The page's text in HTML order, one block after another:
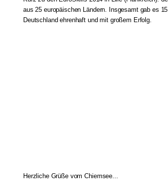
aus 25 europäischen Ländern. Insgesamt gab es
Deutschland ehrenhaft und mit großem Erfolg.
Herzliche Grüße vom Chiemsee...